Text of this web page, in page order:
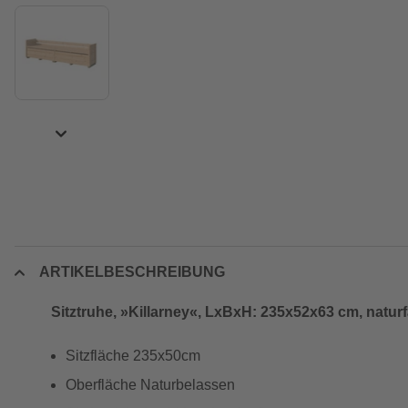
ARTIKELBESCHREIBUNG
Sitztruhe, »Killarney«, LxBxH: 235x52x63 cm,
Sitzfläche 235x50cm
Oberfläche Naturbelassen